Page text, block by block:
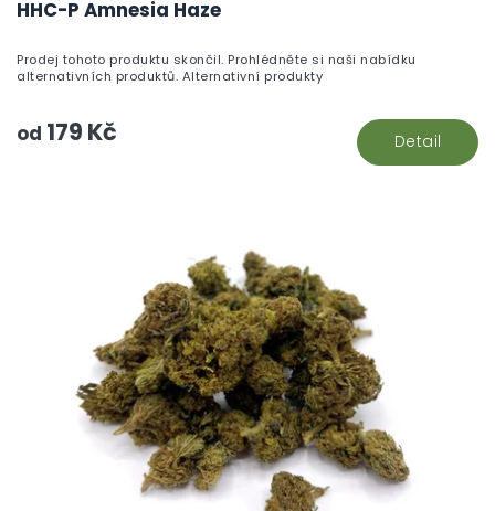
HHC-P Amnesia Haze
od 179 Kč Detail
Prodej tohoto produktu skončil. Prohlédněte si naši nabídku
alternativních produktů. Alternativní produkty